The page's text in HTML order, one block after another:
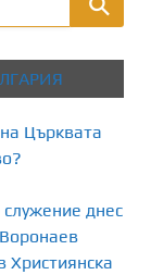
Църквата
днес
Християнска